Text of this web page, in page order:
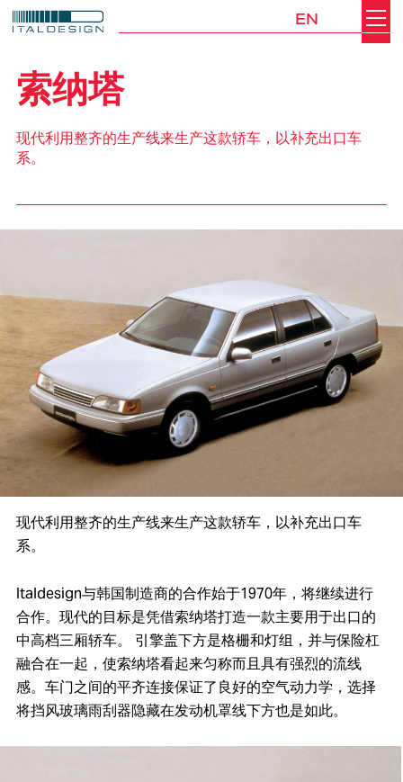
EN Search
索纳塔
现代利用整齐的生产线来生产这款轿车，以补充出口车
系。
现代利用整齐的生产线来生产这款轿车，以补充出口车
系。
Italdesign与韩国制造商的合作始于1970年，将继续进行
合作。现代的目标是凭借索纳塔打造一款主要用于出口的
中高档三厢轿车。 引擎盖下方是格栅和灯组，并与保险杠
融合在一起，使索纳塔看起来匀称而且具有强烈的流线
感。车门之间的平齐连接保证了良好的空气动力学，选择
将挡风玻璃雨刮器隐藏在发动机罩线下方也是如此。